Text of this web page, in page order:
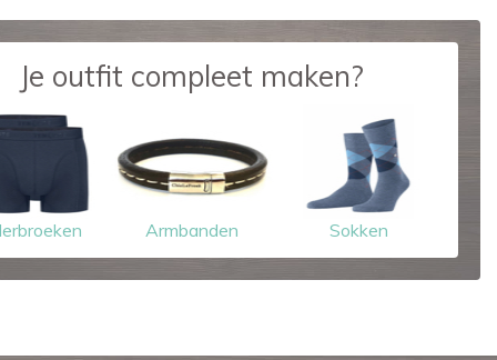
Je outfit compleet maken?
Armbanden Sokken